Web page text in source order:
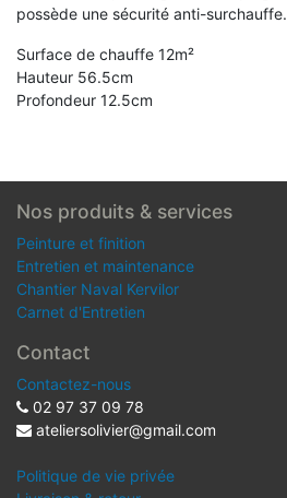
possède une sécurité anti-surchauffe.
Surface de chauffe 12m²
Hauteur 56.5cm
Profondeur 12.5cm
Nos produits & services
Peinture et finition
Entretien et maintenance
Chantier Naval Kervilor
Carnet d'Entretien
Contact
Contactez-nous
02 97 37 09 78
ateliersolivier@gmail.com
Politique de vie privée